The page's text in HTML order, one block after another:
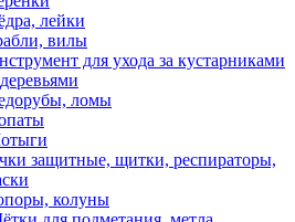
лейки
вилы
для ухода за кустарниками
ломы
защитные, щитки, респираторы,
колуны